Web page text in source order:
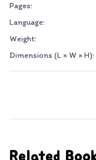
Pages:
Language:
Weight:
Dimensions (L × W × H):
Related